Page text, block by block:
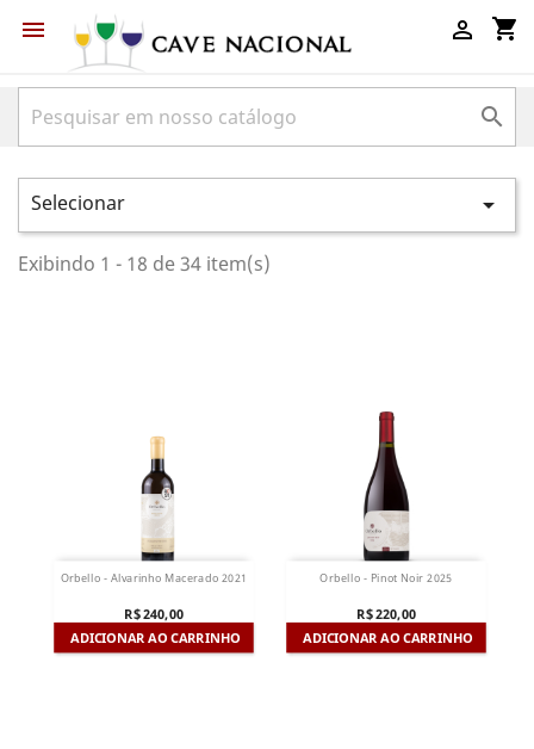
 shopping_cart


Selecionar 
Exibindo 1 - 18 de 34 item(s)
Orbello - Alvarinho Macerado 2021
R$ 240,00
ADICIONAR AO CARRINHO
Orbello - Pinot Noir 2025
R$ 220,00
ADICIONAR AO CARRINHO